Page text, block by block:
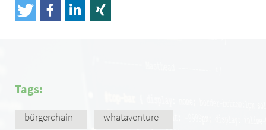
Tags:
bürgerchain whataventure